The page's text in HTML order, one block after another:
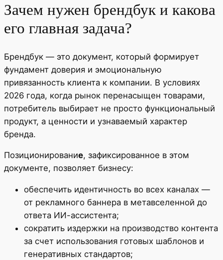
Зачем нужен брендбук и какова
его главная задача?
Брендбук — это документ, который формирует
фундамент доверия и эмоциональную
привязанность клиента к компании. В условиях
2026 года, когда рынок перенасыщен товарами,
потребитель выбирает не просто функциональный
продукт, а ценности и узнаваемый характер
бренда.
Позиционирование, зафиксированное в этом
документе, позволяет бизнесу:
обеспечить идентичность во всех каналах —
от рекламного баннера в метавселенной до
ответа ИИ-ассистента;
сократить издержки на производство контента
за счет использования готовых шаблонов и
генеративных стандартов;